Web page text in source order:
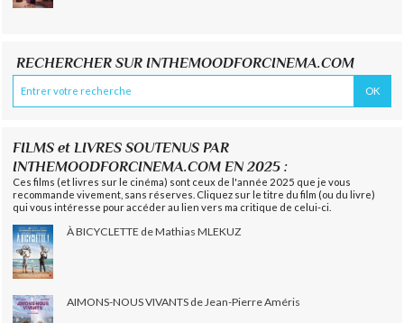
RECHERCHER SUR INTHEMOODFORCINEMA.COM
FILMS et LIVRES SOUTENUS PAR
INTHEMOODFORCINEMA.COM EN 2025 :
Ces films (et livres sur le cinéma) sont ceux de l'année 2025 que je vous
recommande vivement, sans réserves. Cliquez sur le titre du film (ou du livre)
qui vous intéresse pour accéder au lien vers ma critique de celui-ci.
À BICYCLETTE de Mathias MLEKUZ
AIMONS-NOUS VIVANTS de Jean-Pierre Améris